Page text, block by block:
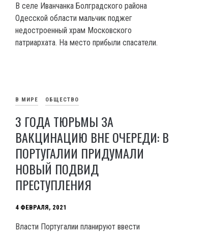
В селе Иванчанка Болградского района
Одесской области мальчик поджег
недостроенный храм Московского
патриархата. На место прибыли спасатели.
В МИРЕ ОБЩЕСТВО
3 ГОДА ТЮРЬМЫ ЗА
ВАКЦИНАЦИЮ ВНЕ ОЧЕРЕДИ: В
ПОРТУГАЛИИ ПРИДУМАЛИ
НОВЫЙ ПОДВИД
ПРЕСТУПЛЕНИЯ
4 ФЕВРАЛЯ, 2021
Власти Португалии планируют ввести